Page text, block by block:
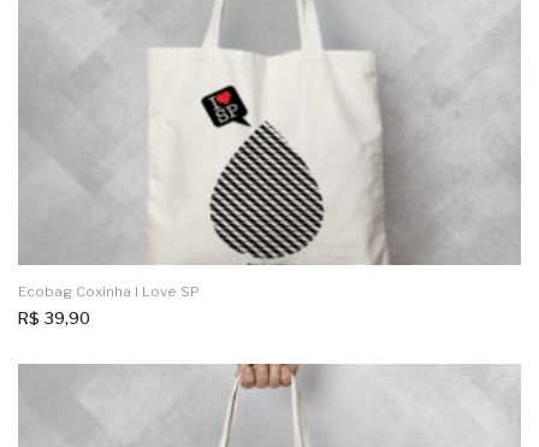
Ecobag Coxinha I Love SP
R$ 39,90